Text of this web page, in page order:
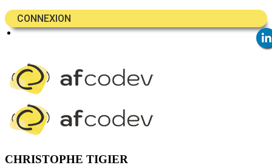
CONNEXION
CHRISTOPHE TIGIER